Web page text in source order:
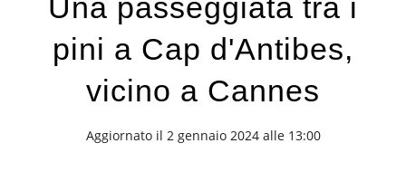
Una passeggiata tra i
pini a Cap d'Antibes,
vicino a Cannes
Aggiornato il 2 gennaio 2024 alle 13:00